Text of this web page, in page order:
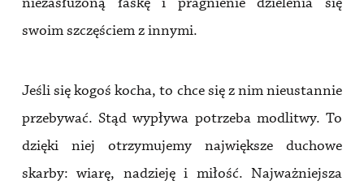
swoim szczęściem z innymi.
Jeśli się kogoś kocha, to chce się z nim nieustannie
przebywać. Stąd wypływa potrzeba modlitwy. To
dzięki niej otrzymujemy największe duchowe
skarby: wiarę, nadzieję i miłość. Najważniejsza